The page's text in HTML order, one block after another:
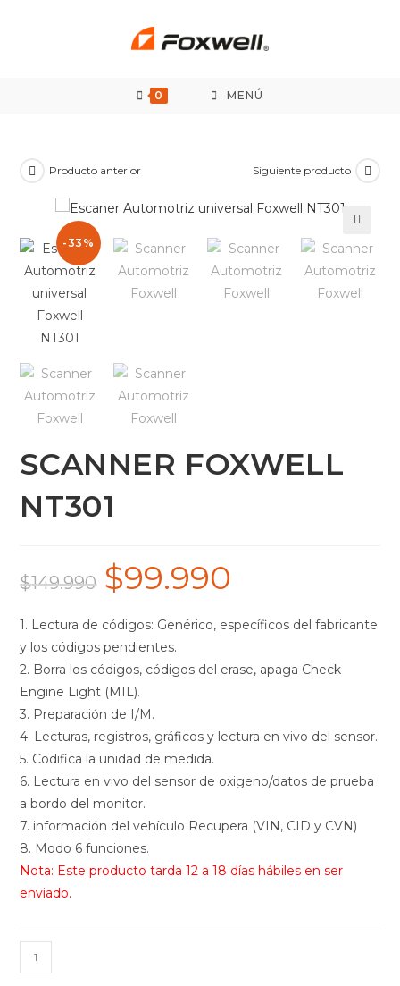
0 MENÚ
-33%
Producto anterior Siguiente producto
🔍
SCANNER FOXWELL
NT301
$149.990
El
original
era:
$149.990.
$99.990
actual
1. Lectura de códigos: Genérico, específicos del fabricante
y los códigos pendientes.
2. Borra los códigos, códigos del erase, apaga Check
Engine Light (MIL).
3. Preparación de I/M.
4. Lecturas, registros, gráficos y lectura en vivo del sensor.
5. Codifica la unidad de medida.
6. Lectura en vivo del sensor de oxigeno/datos de prueba
a bordo del monitor.
7. información del vehículo Recupera (VIN, CID y CVN)
8. Modo 6 funciones.
Nota: Este producto tarda 12 a 18 días hábiles en ser
enviado.
Scanner
Foxwell